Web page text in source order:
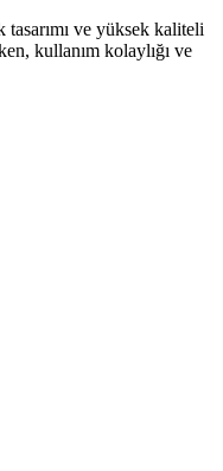
tasarımı ve yüksek kaliteli
kullanım kolaylığı ve